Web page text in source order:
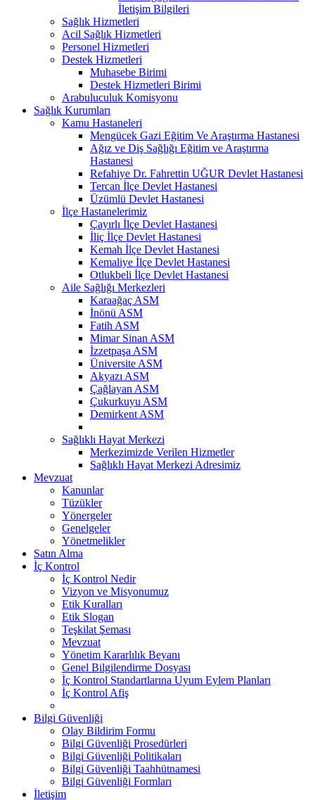
İletişim Bilgileri
Sağlık Hizmetleri
Acil Sağlık Hizmetleri
Personel Hizmetleri
Destek Hizmetleri
Muhasebe Birimi
Destek Hizmetleri Birimi
Arabuluculuk Komisyonu
Sağlık Kurumları
Kamu Hastaneleri
Mengücek Gazi Eğitim Ve Araştırma Hastanesi
Ağız ve Diş Sağlığı Eğitim ve Araştırma
Hastanesi
Refahiye Dr. Fahrettin UĞUR Devlet Hastanesi
Tercan İlçe Devlet Hastanesi
Üzümlü Devlet Hastanesi
İlçe Hastanelerimiz
Çayırlı İlçe Devlet Hastanesi
İliç İlçe Devlet Hastanesi
Kemah İlçe Devlet Hastanesi
Kemaliye İlçe Devlet Hastanesi
Otlukbeli İlçe Devlet Hastanesi
Aile Sağlığı Merkezleri
Karaağaç ASM
İnönü ASM
Fatih ASM
Mimar Sinan ASM
İzzetpaşa ASM
Üniversite ASM
Akyazı ASM
Çağlayan ASM
Çukurkuyu ASM
Demirkent ASM
Sağlıklı Hayat Merkezi
Merkezimizde Verilen Hizmetler
Sağlıklı Hayat Merkezi Adresimiz
Mevzuat
Kanunlar
Tüzükler
Yönergeler
Genelgeler
Yönetmelikler
Satın Alma
İç Kontrol
İç Kontrol Nedir
Vizyon ve Misyonumuz
Etik Kuralları
Etik Slogan
Teşkilat Şeması
Mevzuat
Yönetim Kararlılık Beyanı
Genel Bilgilendirme Dosyası
İç Kontrol Standartlarına Uyum Eylem Planları
İç Kontrol Afiş
Bilgi Güvenliği
Olay Bildirim Formu
Bilgi Güvenliği Prosedürleri
Bilgi Güvenliği Politikaları
Bilgi Güvenliği Taahhütnamesi
Bilgi Güvenliği Formları
İletişim